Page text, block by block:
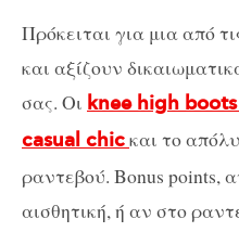
Πρόκειται για μια από
και αξίζουν
σας. Οι knee high boots
casual chicκαι το
ραντεβού. Bonus points,
αισθητική, ή αν στο